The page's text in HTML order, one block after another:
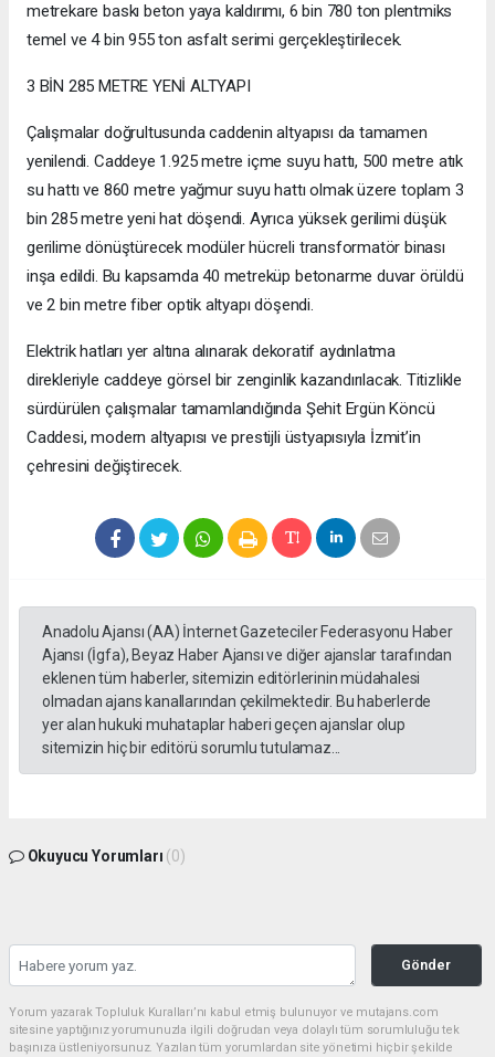
metrekare baskı beton yaya kaldırımı, 6 bin 780 ton plentmiks
temel ve 4 bin 955 ton asfalt serimi gerçekleştirilecek.
3 BİN 285 METRE YENİ ALTYAPI
Çalışmalar doğrultusunda caddenin altyapısı da tamamen
yenilendi. Caddeye 1.925 metre içme suyu hattı, 500 metre atık
su hattı ve 860 metre yağmur suyu hattı olmak üzere toplam 3
bin 285 metre yeni hat döşendi. Ayrıca yüksek gerilimi düşük
gerilime dönüştürecek modüler hücreli transformatör binası
inşa edildi. Bu kapsamda 40 metreküp betonarme duvar örüldü
ve 2 bin metre fiber optik altyapı döşendi.
Elektrik hatları yer altına alınarak dekoratif aydınlatma
direkleriyle caddeye görsel bir zenginlik kazandırılacak. Titizlikle
sürdürülen çalışmalar tamamlandığında Şehit Ergün Köncü
Caddesi, modern altyapısı ve prestijli üstyapısıyla İzmit’in
çehresini değiştirecek.
Anadolu Ajansı (AA) İnternet Gazeteciler Federasyonu Haber
Ajansı (İgfa), Beyaz Haber Ajansı ve diğer ajanslar tarafından
eklenen tüm haberler, sitemizin editörlerinin müdahalesi
olmadan ajans kanallarından çekilmektedir. Bu haberlerde
yer alan hukuki muhataplar haberi geçen ajanslar olup
sitemizin hiç bir editörü sorumlu tutulamaz...
Okuyucu Yorumları (0)
Gönder
Yorum yazarak Topluluk Kuralları’nı kabul etmiş bulunuyor ve mutajans.com
sitesine yaptığınız yorumunuzla ilgili doğrudan veya dolaylı tüm sorumluluğu tek
başınıza üstleniyorsunuz. Yazılan tüm yorumlardan site yönetimi hiçbir şekilde